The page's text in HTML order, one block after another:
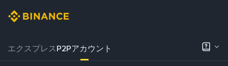
エクスプレスP2Pアカウント